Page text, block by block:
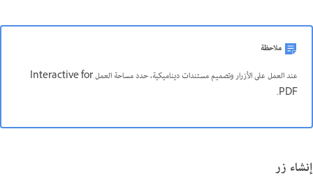
ملاحظة
عند العمل على الأزرار وتصميم مستندات ديناميكية، حدد مساحة العمل Interactive for
PDF.
إنشاء زر